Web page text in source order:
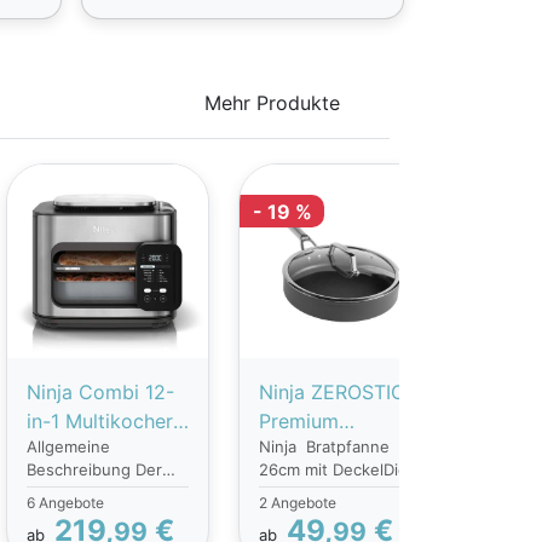
Mehr Produkte
Ninja Combi 12-
in-1 Multikocher
Ofen &
Heißluftfritteuse
SFP700EU
Allgemeine
Beschreibung Der
NINJA SPF700DE
Combi ist ein
6 Angebote
ab 219,99 €
- 19 %
Ninja ZEROSTICK
Premium
Bratpfanne (26
cm) mit Deckel –
C30126DE
Ninja Bratpfanne
26cm mit DeckelDie
Ninja Foodi
ZEROSTICK Premium
2 Angebote
ab 49,99 €